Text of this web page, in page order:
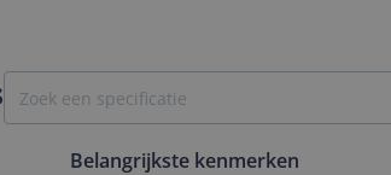
Belangrijkste kenmerken